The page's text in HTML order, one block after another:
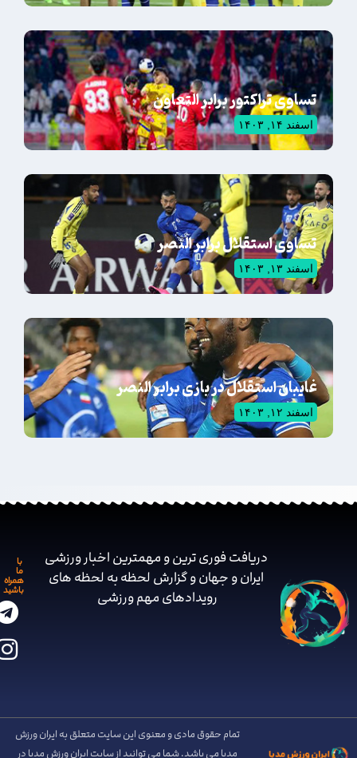
تساوی تراکتور برابر التعاون
اسفند ۱۴, ۱۴۰۳
تساوی استقلال برابر النصر
اسفند ۱۳, ۱۴۰۳
غایبان استقلال در بازی برابر النصر
اسفند ۱۲, ۱۴۰۳
دریافت فوری ترین و مهمترین اخبار ورزشی
ایران و جهان و گزارش لحظه به لحظه های
رویدادهای مهم ‌ورزشی
همراه
باشید
تمام حقوق مادی و معنوی این سایت متعلق به ایران ورزش
مدیا می باشد. شما می توانید از سایت ایران ورزش مدیا در